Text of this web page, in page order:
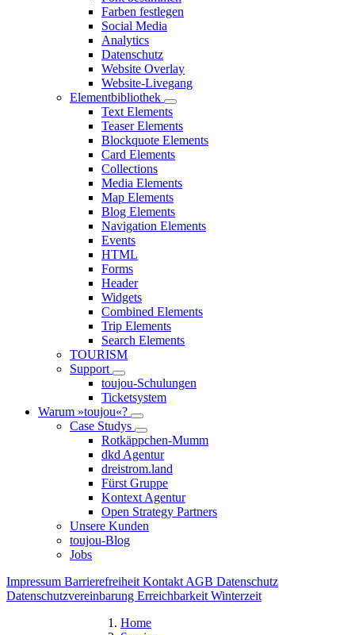
Farben festlegen
Social Media
Analytics
Datenschutz
Website Overlay
Website-Livegang
Elementbibliothek
Text Elements
Teaser Elements
Blockquote Elements
Card Elements
Collections
Media Elements
Map Elements
Blog Elements
Navigation Elements
Events
HTML
Forms
Header
Widgets
Combined Elements
Trip Elements
Search Elements
TOURISM
Support
toujou-Schulungen
Ticketsystem
Warum »toujou«?
Case Studys
Rotkäppchen-Mumm
dkd Agentur
dreistrom.land
Fürst Gruppe
Kontext Agentur
Open Strategy Partners
Unsere Kunden
toujou-Blog
Jobs
Impressum Barrierefreiheit Kontakt AGB Datenschutz
Datenschutzvereinbarung Erreichbarkeit Winterzeit
Home